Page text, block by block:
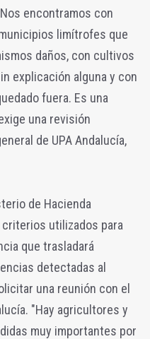
encontramos con
limítrofes que
daños, con cultivos
explicación alguna y con
fuera. Es una
una revisión
de UPA Andalucía,
de Hacienda
utilizados para
que trasladará
detectadas al
una reunión con el
"Hay agricultores y
muy importantes por